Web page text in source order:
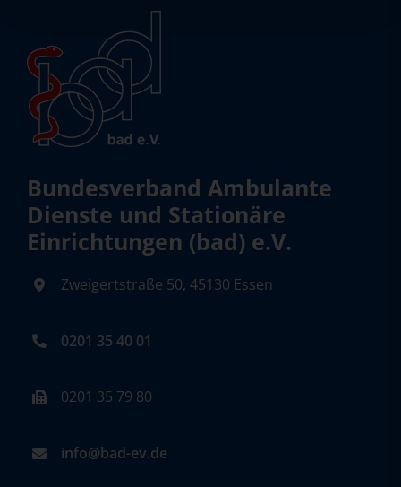
Bundesverband Ambulante
Dienste und Stationäre
Einrichtungen (bad) e.V.
Zweigertstraße 50, 45130 Essen
0201 35 40 01
0201 35 79 80
info@bad-ev.de